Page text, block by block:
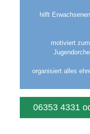
hilft
motiviert
organisiert alles
06353 4331